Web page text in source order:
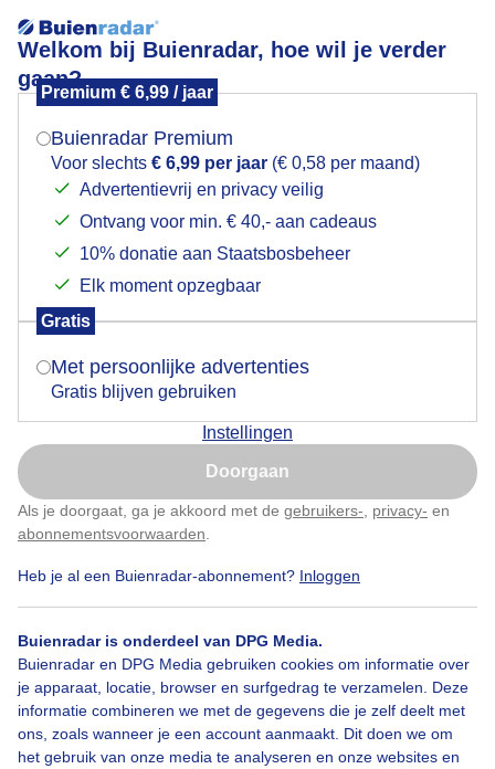
Welkom bij Buienradar, hoe wil je verder
gaan?
Premium € 6,99 / jaar
Buienradar Premium
Voor slechts € 6,99 per jaar (€ 0,58 per maand)
Advertentievrij en privacy veilig
Ontvang voor min. € 40,- aan cadeaus
10% donatie aan Staatsbosbeheer
Elk moment opzegbaar
Gratis
Met persoonlijke advertenties
Gratis blijven gebruiken
Instellingen
Doorgaan
Als je doorgaat, ga je akkoord met de gebruikers- privacy- en
abonnementsvoorwaarden
Heb je al een Buienradar-abonnement? Inloggen
Buienradar is onderdeel van DPG Media.
Buienradar en DPG Media gebruiken cookies om informatie over
je apparaat, locatie, browser en surfgedrag te verzamelen. Deze
informatie combineren we met de gegevens die je zelf deelt met
ons, zoals wanneer je een account aanmaakt. Dit doen we om
het gebruik van onze media te analyseren en onze websites en
In de jas op terras
Indejasopterras Terrasverwarmer
Mogen we je locatie gebruiken voor het
Indien je hier nog geen akkoord op hebt gegeven,
verschijnt er zo een pop-up uit je browser waarin
Is goed, toon de popup
Nu niet, misschien later
Klik hierom dit aan te passen